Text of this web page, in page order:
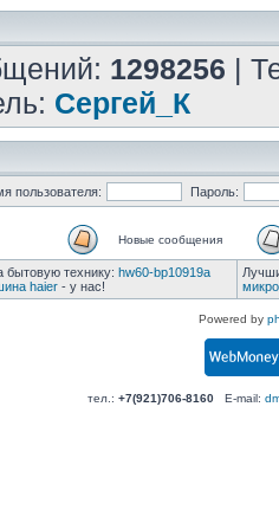
1298256 |
Сергей_К
пользователя: Пароль:
Новые сообщения
технику: hw60-bp10919a
haier - у нас!
Powered by
тел.: +7(921)706-8160E-mail: